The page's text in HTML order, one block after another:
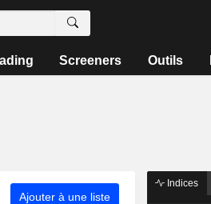
Screeners Outils
Ajouter à une liste
Indices